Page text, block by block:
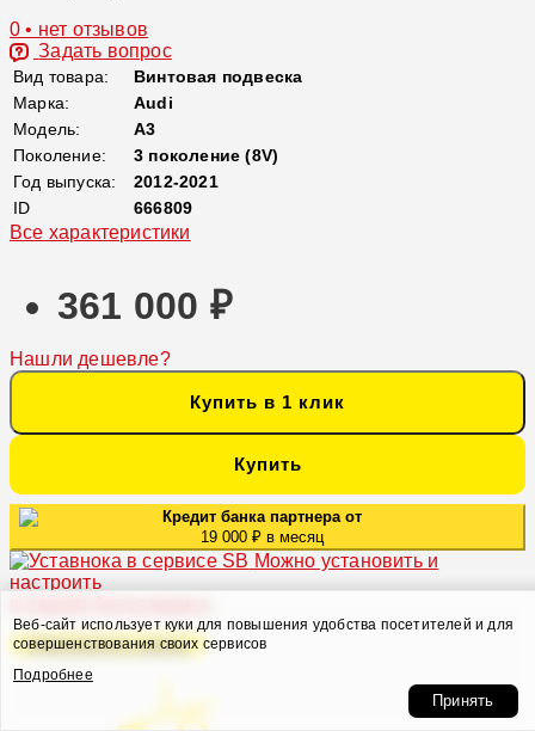
0 • нет отзывов
Задать вопрос
Вид товара:
Винтовая подвеска
Марка:
Audi
Модель:
A3
Поколение:
3 поколение (8V)
Год выпуска:
2012-2021
ID
666809
Все характеристики
361 000 ₽
Нашли дешевле?
Купить в 1 клик
Купить
Кредит банка партнера от
19 000 ₽ в месяц
Можно установить и
настроить
Оформить заказ
Веб-сайт использует куки для повышения удобства посетителей и для
совершенствования своих сервисов
Подробнее
Принять